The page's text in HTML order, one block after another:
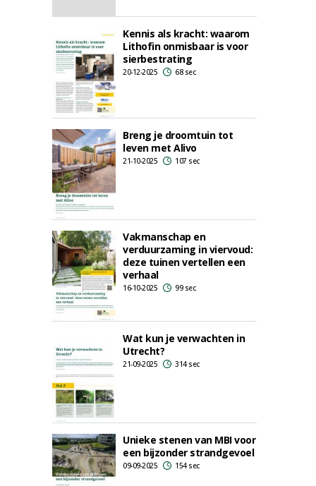
Kennis als kracht: waarom
Lithofin onmisbaar is voor
sierbestrating
20-12-2025 68 sec
Breng je droomtuin tot
leven met Alivo
21-10-2025 107 sec
Vakmanschap en
verduurzaming in viervoud:
deze tuinen vertellen een
verhaal
16-10-2025 99 sec
Wat kun je verwachten in
Utrecht?
21-09-2025 314 sec
Unieke stenen van MBI voor
een bijzonder strandgevoel
09-09-2025 154 sec